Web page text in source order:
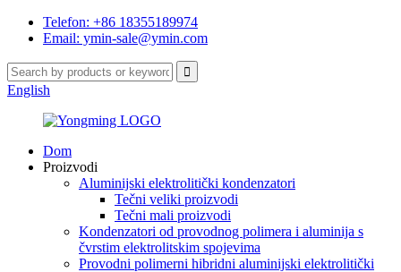
Telefon: +86 18355189974
Email: ymin-sale@ymin.com
English
Dom
Proizvodi
Aluminijski elektrolitički kondenzatori
Tečni veliki proizvodi
Tečni mali proizvodi
Kondenzatori od provodnog polimera i aluminija s
čvrstim elektrolitskim spojevima
Provodni polimerni hibridni aluminijski elektrolitički